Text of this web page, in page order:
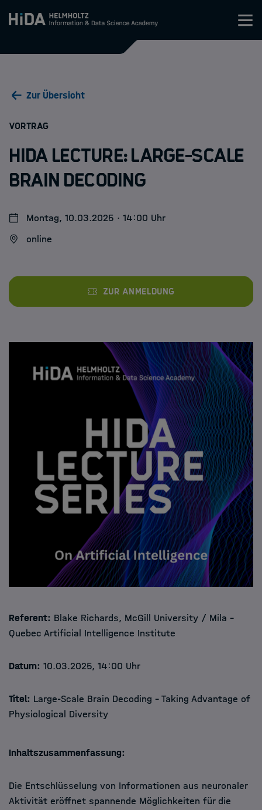
Zum Inhalt springen
Research Schools
HIDA
Zur Übersicht
VORTRAG:
HIDA Lecture: Large-Scale
Brain Decoding
Montag, 10.03.2025 · 14:00 Uhr
online
Zur Anmeldung
Referent: Blake Richards, McGill University / Mila –
Quebec Artificial Intelligence Institute
Datum: 10.03.2025, 14:00 Uhr
Titel: Large-Scale Brain Decoding - Taking Advantage of
Physiological Diversity
Inhaltszusammenfassung:
Die Entschlüsselung von Informationen aus neuronaler
Aktivität eröffnet spannende Möglichkeiten für die